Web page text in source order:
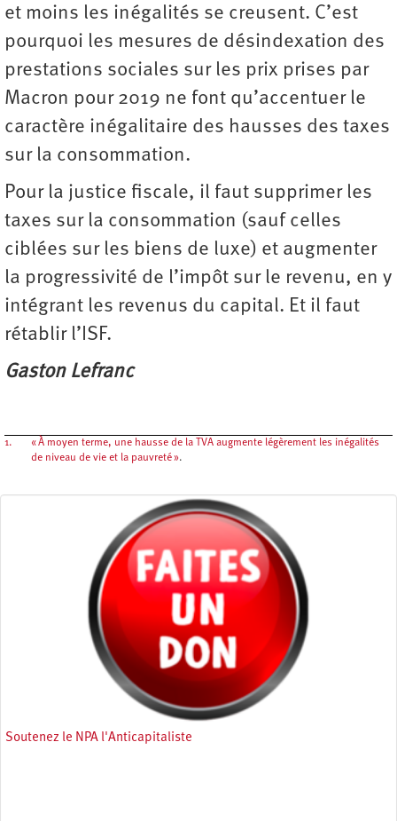
et moins les inégalités se creusent. C’est
pourquoi les mesures de désindexation des
prestations sociales sur les prix prises par
Macron pour 2019 ne font qu’accentuer le
caractère inégalitaire des hausses des taxes
sur la consommation.
Pour la justice fiscale, il faut supprimer les
taxes sur la consommation (sauf celles
ciblées sur les biens de luxe) et augmenter
la progressivité de l’impôt sur le revenu, en y
intégrant les revenus du capital. Et il faut
rétablir l’ISF.
Gaston Lefranc
1.
« À moyen terme, une hausse de la TVA augmente légèrement les inégalités
de niveau de vie et la pauvreté ».
Soutenez le NPA l'Anticapitaliste